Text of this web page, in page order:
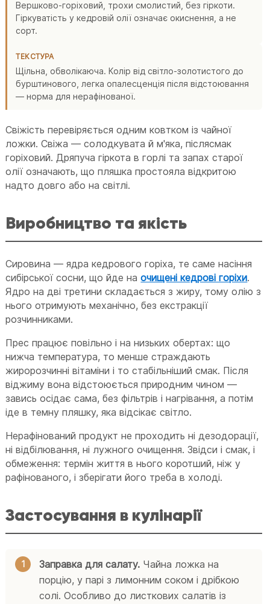
Вершково-горіховий, трохи смолистий, без гіркоти.
Гіркуватість у кедровій олії означає окиснення, а не
сорт.
ТЕКСТУРА
Щільна, обволікаюча. Колір від світло-золотистого до
бурштинового, легка опалесценція після відстоювання
— норма для нерафінованої.
Свіжість перевіряється одним ковтком із чайної
ложки. Свіжа — солодкувата й м'яка, післясмак
горіховий. Дряпуча гіркота в горлі та запах старої
олії означають, що пляшка простояла відкритою
надто довго або на світлі.
Виробництво та якість
Сировина — ядра кедрового горіха, те саме насіння
сибірської сосни, що йде наочищені кедрові горіхи.
Ядро на дві третини складається з жиру, тому олію з
нього отримують механічно, без екстракції
розчинниками.
Прес працює повільно і на низьких обертах: що
нижча температура, то менше страждають
жиророзчинні вітаміни і то стабільніший смак. Після
віджиму вона відстоюється природним чином —
завись осідає сама, без фільтрів і нагрівання, а потім
іде в темну пляшку, яка відсікає світло.
Нерафінований продукт не проходить ні дезодорації,
ні відбілювання, ні лужного очищення. Звідси і смак, і
обмеження: термін життя в нього коротший, ніж у
рафінованого, і зберігати його треба в холоді.
Застосування в кулінарії
Заправка для салату. Чайна ложка на
порцію, у парі з лимонним соком і дрібкою
солі. Особливо до листкових салатів із